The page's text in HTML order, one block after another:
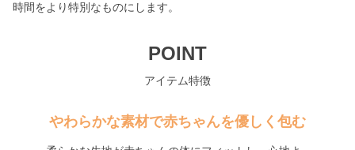
時間をより特別なものにします。
POINT
アイテム特徴
やわらかな素材で赤ちゃんを優しく包む